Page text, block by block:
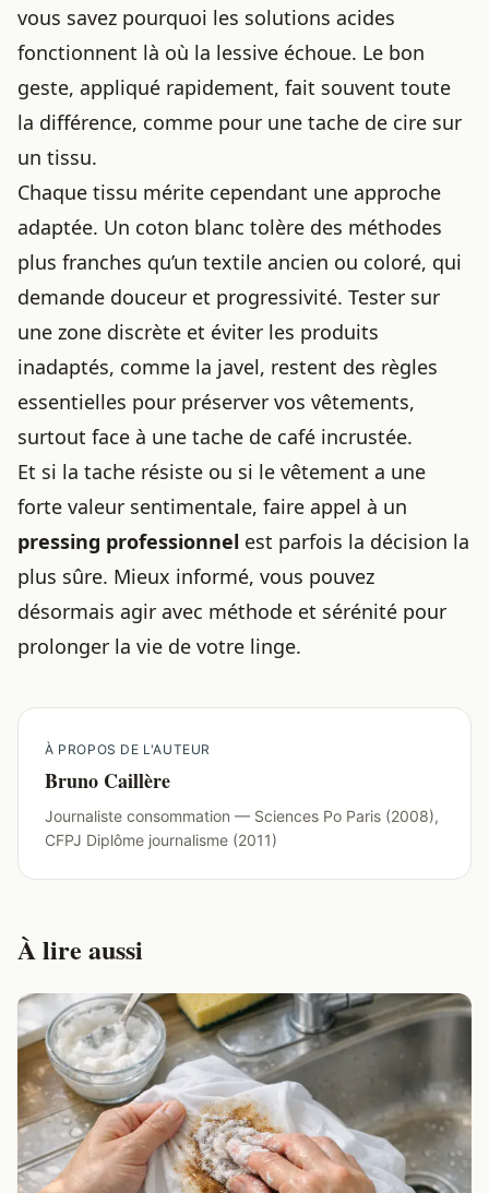
vous savez pourquoi les solutions acides
fonctionnent là où la lessive échoue. Le bon
geste, appliqué rapidement, fait souvent toute
la différence, comme pour une tache de cire sur
un tissu.
Chaque tissu mérite cependant une approche
adaptée. Un coton blanc tolère des méthodes
plus franches qu’un textile ancien ou coloré, qui
demande douceur et progressivité. Tester sur
une zone discrète et éviter les produits
inadaptés, comme la javel, restent des règles
essentielles pour préserver vos vêtements,
surtout face à une tache de café incrustée.
Et si la tache résiste ou si le vêtement a une
forte valeur sentimentale, faire appel à un
pressing professionnel est parfois la décision la
plus sûre. Mieux informé, vous pouvez
désormais agir avec méthode et sérénité pour
prolonger la vie de votre linge.
À PROPOS DE L'AUTEUR
Bruno Caillère
Journaliste consommation — Sciences Po Paris (2008),
CFPJ Diplôme journalisme (2011)
À lire aussi